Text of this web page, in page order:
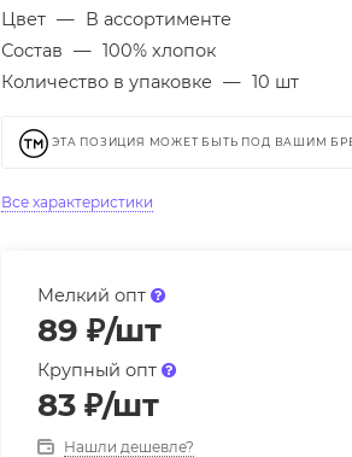
Цвет — В ассортименте
Состав — 100% хлопок
Количество в упаковке — 10 шт
ЭТА ПОЗИЦИЯ МОЖЕТ БЫТЬ ПОД ВАШИМ
Все характеристики
Мелкий опт
89 ₽/шт
Крупный опт
83 ₽/шт
Нашли дешевле?